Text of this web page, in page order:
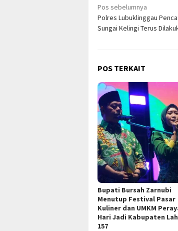
Navigasi
pos
Pos sebelumnya
Polres Lubuklinggau
Sungai Kelingi Terus
POS TERKAIT
Bupati Bursah Zarnubi
Menutup Festival Pasar
Kuliner dan UMKM
Hari Jadi Kabupaten
157